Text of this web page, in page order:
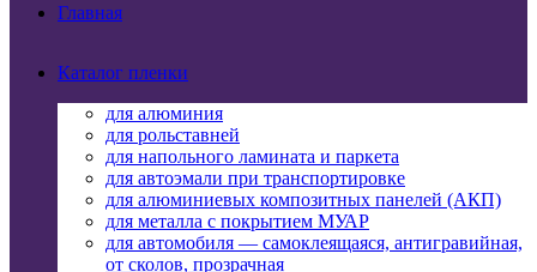
Главная
Каталог пленки
для алюминия
для рольставней
для напольного ламината и паркета
для автоэмали при транспортировке
для алюминиевых композитных панелей (АКП)
для металла с покрытием МУАР
для автомобиля — самоклеящаяся, антигравийная,
от сколов, прозрачная